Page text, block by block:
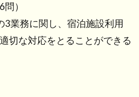
）
3業務に関し、宿泊施設利用
切な対応をとることができる